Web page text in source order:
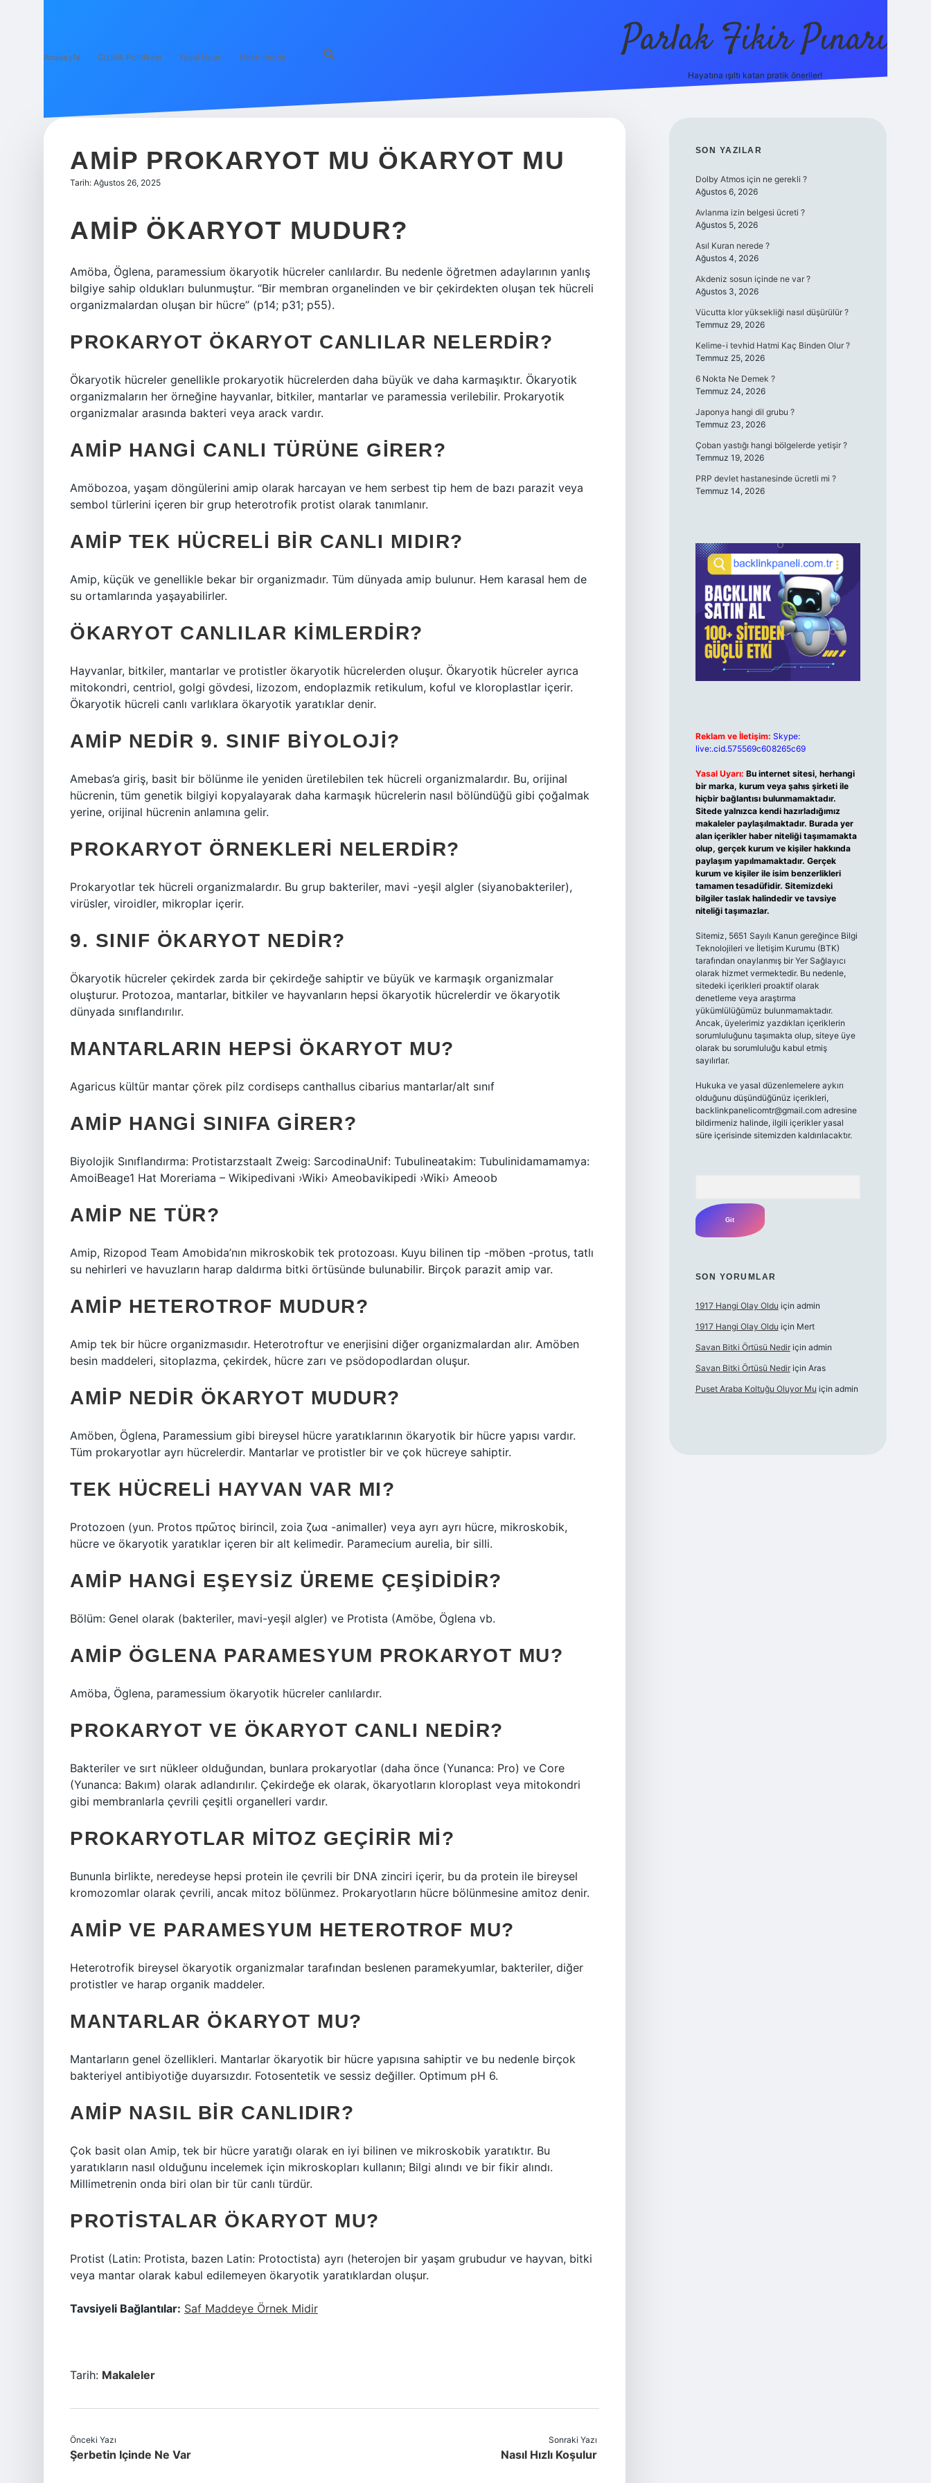
Anasayfa Gizlilik Politikası Yasal Uyarı Hakkımızda Parlak Fikir Pınarı
Hayatına ışıltı katan pratik öneriler!
AMIP PROKARYOT MU ÖKARYOT MU
Tarih: Ağustos 26, 2025
AMIP ÖKARYOT MUDUR?
Amöba, Öglena, paramessium ökaryotik hücreler canlılardır. Bu nedenle öğretmen adaylarının yanlış
bilgiye sahip oldukları bulunmuştur. “Bir membran organelinden ve bir çekirdekten oluşan tek hücreli
organizmalardan oluşan bir hücre” (p14; p31; p55).
PROKARYOT ÖKARYOT CANLILAR NELERDIR?
Ökaryotik hücreler genellikle prokaryotik hücrelerden daha büyük ve daha karmaşıktır. Ökaryotik
organizmaların her örneğine hayvanlar, bitkiler, mantarlar ve paramessia verilebilir. Prokaryotik
organizmalar arasında bakteri veya arack vardır.
AMIP HANGI CANLI TÜRÜNE GIRER?
Amöbozoa, yaşam döngülerini amip olarak harcayan ve hem serbest tip hem de bazı parazit veya
sembol türlerini içeren bir grup heterotrofik protist olarak tanımlanır.
AMIP TEK HÜCRELI BIR CANLI MIDIR?
Amip, küçük ve genellikle bekar bir organizmadır. Tüm dünyada amip bulunur. Hem karasal hem de
su ortamlarında yaşayabilirler.
ÖKARYOT CANLILAR KIMLERDIR?
Hayvanlar, bitkiler, mantarlar ve protistler ökaryotik hücrelerden oluşur. Ökaryotik hücreler ayrıca
mitokondri, centriol, golgi gövdesi, lizozom, endoplazmik retikulum, koful ve kloroplastlar içerir.
Ökaryotik hücreli canlı varlıklara ökaryotik yaratıklar denir.
AMIP NEDIR 9. SINIF BIYOLOJI?
Amebas’a giriş, basit bir bölünme ile yeniden üretilebilen tek hücreli organizmalardır. Bu, orijinal
hücrenin, tüm genetik bilgiyi kopyalayarak daha karmaşık hücrelerin nasıl bölündüğü gibi çoğalmak
yerine, orijinal hücrenin anlamına gelir.
PROKARYOT ÖRNEKLERI NELERDIR?
Prokaryotlar tek hücreli organizmalardır. Bu grup bakteriler, mavi -yeşil algler (siyanobakteriler),
virüsler, viroidler, mikroplar içerir.
9. SINIF ÖKARYOT NEDIR?
Ökaryotik hücreler çekirdek zarda bir çekirdeğe sahiptir ve büyük ve karmaşık organizmalar
oluşturur. Protozoa, mantarlar, bitkiler ve hayvanların hepsi ökaryotik hücrelerdir ve ökaryotik
dünyada sınıflandırılır.
MANTARLARIN HEPSI ÖKARYOT MU?
Agaricus kültür mantar çörek pilz cordiseps canthallus cibarius mantarlar/alt sınıf
AMIP HANGI SINIFA GIRER?
Biyolojik Sınıflandırma: Protistarzstaalt Zweig: SarcodinaUnif: Tubulineatakim: Tubulinidamamamya:
AmoiBeage1 Hat Moreriama – Wikipedivani ›Wiki› Ameobavikipedi ›Wiki› Ameoob
AMIP NE TÜR?
Amip, Rizopod Team Amobida’nın mikroskobik tek protozoası. Kuyu bilinen tip -möben -protus, tatlı
su nehirleri ve havuzların harap daldırma bitki örtüsünde bulunabilir. Birçok parazit amip var.
AMIP HETEROTROF MUDUR?
Amip tek bir hücre organizmasıdır. Heterotroftur ve enerjisini diğer organizmalardan alır. Amöben
besin maddeleri, sitoplazma, çekirdek, hücre zarı ve psödopodlardan oluşur.
AMIP NEDIR ÖKARYOT MUDUR?
Amöben, Öglena, Paramessium gibi bireysel hücre yaratıklarının ökaryotik bir hücre yapısı vardır.
Tüm prokaryotlar ayrı hücrelerdir. Mantarlar ve protistler bir ve çok hücreye sahiptir.
TEK HÜCRELI HAYVAN VAR MI?
Protozoen (yun. Protos πρῶτος birincil, zoia ζωα -animaller) veya ayrı ayrı hücre, mikroskobik,
hücre ve ökaryotik yaratıklar içeren bir alt kelimedir. Paramecium aurelia, bir silli.
AMIP HANGI EŞEYSIZ ÜREME ÇEŞIDIDIR?
Bölüm: Genel olarak (bakteriler, mavi-yeşil algler) ve Protista (Amöbe, Öglena vb.
AMIP ÖGLENA PARAMESYUM PROKARYOT MU?
Amöba, Öglena, paramessium ökaryotik hücreler canlılardır.
PROKARYOT VE ÖKARYOT CANLI NEDIR?
Bakteriler ve sırt nükleer olduğundan, bunlara prokaryotlar (daha önce (Yunanca: Pro) ve Core
(Yunanca: Bakım) olarak adlandırılır. Çekirdeğe ek olarak, ökaryotların kloroplast veya mitokondri
gibi membranlarla çevrili çeşitli organelleri vardır.
PROKARYOTLAR MITOZ GEÇIRIR MI?
Bununla birlikte, neredeyse hepsi protein ile çevrili bir DNA zinciri içerir, bu da protein ile bireysel
kromozomlar olarak çevrili, ancak mitoz bölünmez. Prokaryotların hücre bölünmesine amitoz denir.
AMIP VE PARAMESYUM HETEROTROF MU?
Heterotrofik bireysel ökaryotik organizmalar tarafından beslenen paramekyumlar, bakteriler, diğer
protistler ve harap organik maddeler.
MANTARLAR ÖKARYOT MU?
Mantarların genel özellikleri. Mantarlar ökaryotik bir hücre yapısına sahiptir ve bu nedenle birçok
bakteriyel antibiyotiğe duyarsızdır. Fotosentetik ve sessiz değiller. Optimum pH 6.
AMIP NASIL BIR CANLIDIR?
Çok basit olan Amip, tek bir hücre yaratığı olarak en iyi bilinen ve mikroskobik yaratıktır. Bu
yaratıkların nasıl olduğunu incelemek için mikroskopları kullanın; Bilgi alındı ve bir fikir alındı.
Millimetrenin onda biri olan bir tür canlı türdür.
PROTISTALAR ÖKARYOT MU?
Protist (Latin: Protista, bazen Latin: Protoctista) ayrı (heterojen bir yaşam grubudur ve hayvan, bitki
veya mantar olarak kabul edilemeyen ökaryotik yaratıklardan oluşur.
Tavsiyeli Bağlantılar: Saf Maddeye Örnek Midir
Tarih: Makaleler
Önceki Yazı
Şerbetin Içinde Ne Var
Sonraki Yazı
Nasıl Hızlı Koşulur
SIDEBAR
SON YAZILAR
Dolby Atmos için ne gerekli ?
Ağustos 6, 2026
Avlanma izin belgesi ücreti ?
Ağustos 5, 2026
Asıl Kuran nerede ?
Ağustos 4, 2026
Akdeniz sosun içinde ne var ?
Ağustos 3, 2026
Vücutta klor yüksekliği nasıl düşürülür ?
Temmuz 29, 2026
Kelime-i tevhid Hatmi Kaç Binden Olur ?
Temmuz 25, 2026
6 Nokta Ne Demek ?
Temmuz 24, 2026
Japonya hangi dil grubu ?
Temmuz 23, 2026
Çoban yastığı hangi bölgelerde yetişir ?
Temmuz 19, 2026
PRP devlet hastanesinde ücretli mi ?
Temmuz 14, 2026
Reklam ve İletişim: Skype:
live:.cid.575569c608265c69
Yasal Uyarı: Bu internet sitesi, herhangi
bir marka, kurum veya şahıs şirketi ile
hiçbir bağlantısı bulunmamaktadır.
Sitede yalnızca kendi hazırladığımız
makaleler paylaşılmaktadır. Burada yer
alan içerikler haber niteliği taşımamakta
olup, gerçek kurum ve kişiler hakkında
paylaşım yapılmamaktadır. Gerçek
kurum ve kişiler ile isim benzerlikleri
tamamen tesadüfidir. Sitemizdeki
bilgiler taslak halindedir ve tavsiye
niteliği taşımazlar.
Sitemiz, 5651 Sayılı Kanun gereğince Bilgi
Teknolojileri ve İletişim Kurumu (BTK)
tarafından onaylanmış bir Yer Sağlayıcı
olarak hizmet vermektedir. Bu nedenle,
sitedeki içerikleri proaktif olarak
denetleme veya araştırma
yükümlülüğümüz bulunmamaktadır.
Ancak, üyelerimiz yazdıkları içeriklerin
sorumluluğunu taşımakta olup, siteye üye
olarak bu sorumluluğu kabul etmiş
sayılırlar.
Hukuka ve yasal düzenlemelere aykırı
olduğunu düşündüğünüz içerikleri,
backlinkpanelicomtr@gmail.comadresine
bildirmeniz halinde, ilgili içerikler yasal
süre içerisinde sitemizden kaldırılacaktır.
SON YORUMLAR
1917 Hangi Olay Oldu için admin
1917 Hangi Olay Oldu için Mert
Savan Bitki Örtüsü Nediriçin admin
Savan Bitki Örtüsü Nediriçin Aras
Puset Araba Koltuğu Oluyor Mu için admin